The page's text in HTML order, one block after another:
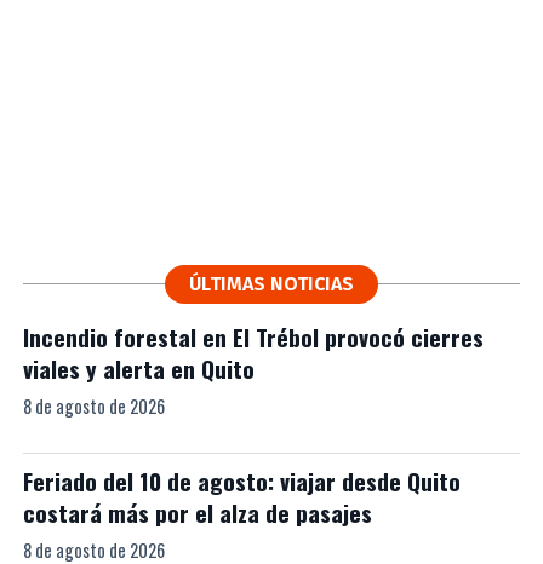
ÚLTIMAS NOTICIAS
Incendio forestal en El Trébol provocó cierres
viales y alerta en Quito
8 de agosto de 2026
Feriado del 10 de agosto: viajar desde Quito
costará más por el alza de pasajes
8 de agosto de 2026